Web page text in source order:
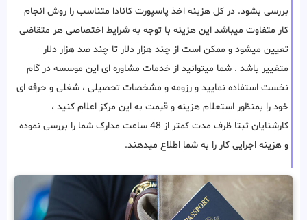
بررسی بشود. در کل هزینه اخذ پاسپورت کانادا متناسب را روش انجام
کار متفاوت میباشد این هزینه با توجه به شرایط اختصاصی هر متقاضی
تعیین میشود و ممکن است از چند هزار دلار تا چند صد هزار دلار
متغییر باشد . شما میتوانید از خدمات مشاوره ای این موسسه در گام
نخست استفاده نمایید و رزومه و مشخصات تحصیلی ، شغلی و حرفه ای
خود را بمنظور استعلام هزینه و قیمت به این مرکز اعلام کنید ،
کارشنایان ثبتا ظرف مدت کمتر از 48 ساعت مدارک شما را بررسی نموده
و هزینه اجرایی کار را به شما اطلاع میدهند.